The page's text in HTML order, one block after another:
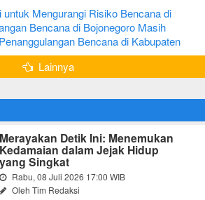
untuk Mengurangi Risiko Bencana di
Bencana di Bojonegoro Masih
Darurat
Bencana di Kabupaten
Lainnya
Merayakan Detik Ini: Menemukan
Kedamaian dalam Jejak Hidup
yang Singkat
Rabu, 08 Juli 2026 17:00 WIB
Oleh Tim Redaksi